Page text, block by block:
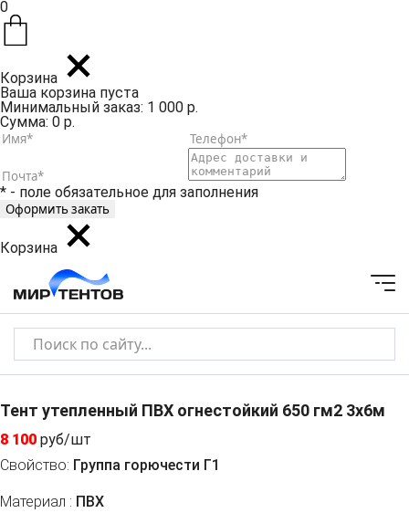
0
Корзина
Ваша корзина пуста
Минимальный заказ: 1 000 р.
Сумма: 0 р.
* - поле обязательное для заполнения
Корзина
Тент утепленный ПВХ огнестойкий 650 гм2 3х6м
8 100 руб/шт
Свойство: Группа горючести Г1
Материал : ПВХ